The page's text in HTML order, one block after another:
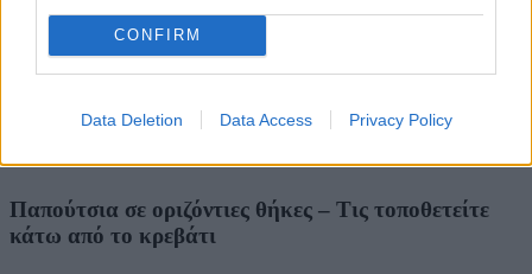
CONFIRM
Data Deletion Data Access Privacy Policy
Παπούτσια σε οριζόντιες θήκες – Τις τοποθετείτε
κάτω από το κρεβάτι